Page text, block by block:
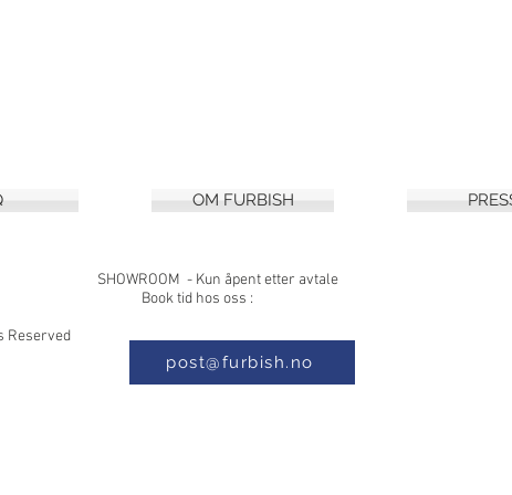
OM FURBISH
NESØYA SHOWROOM - Kun
Book tid hos oss :
Reserved
post@furbish.no